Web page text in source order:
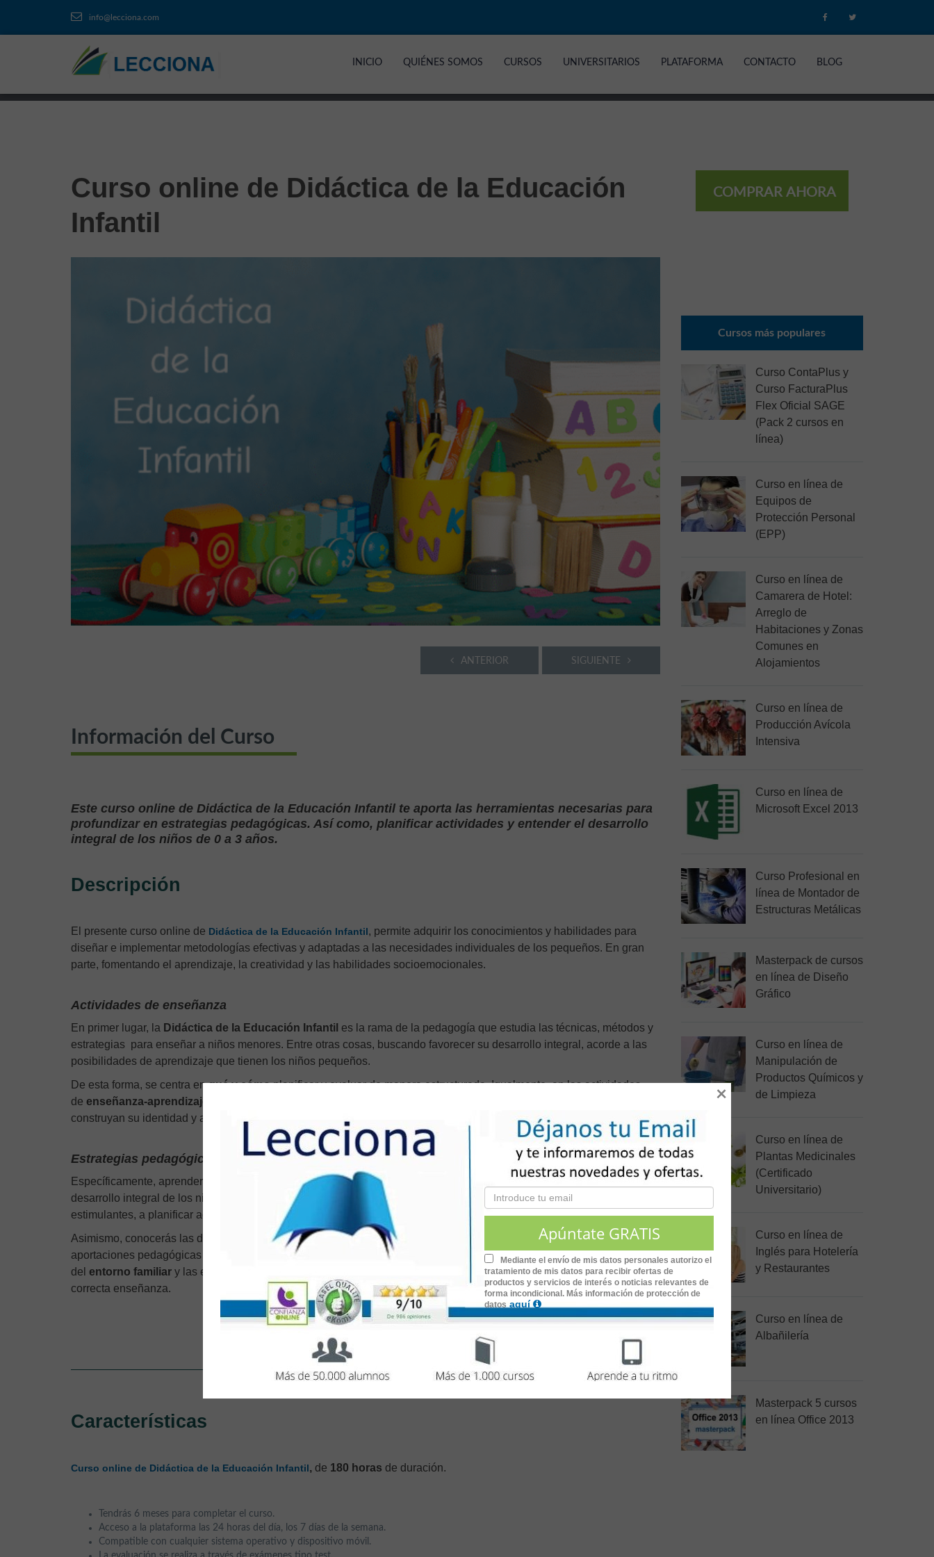
info@lecciona.com
INICIO QUIÉNES SOMOS CURSOS UNIVERSITARIOS PLATAFORMA CONTACTO BLOG
Curso online de Didáctica de la Educación
Infantil
SIGUIENTE
ANTERIOR
Información del Curso
Este curso online de Didáctica de la Educación Infantil te aporta las herramientas necesarias para
profundizar en estrategias pedagógicas. Así como, planificar actividades y entender el desarrollo
integral de los niños de 0 a 3 años.
Descripción
El presente curso online de Didáctica de la Educación Infantil, permite adquirir los conocimientos y habilidades para
diseñar e implementar metodologías efectivas y adaptadas a las necesidades individuales de los pequeños. En gran
parte, fomentando el aprendizaje, la creatividad y las habilidades socioemocionales.
Actividades de enseñanza
En primer lugar, la Didáctica de la Educación Infantil es la rama de la pedagogía que estudia las técnicas, métodos y
estrategias para enseñar a niños menores. Entre otras cosas, buscando favorecer su desarrollo integral, acorde a las
posibilidades de aprendizaje que tienen los niños pequeños.
De esta forma, se centra enqué y cómoplanificar y evaluar de manera estructurada. Igualmente, en las actividades
de enseñanza-aprendizaje
construyan su identidad y autonomía.
Estrategias pedagógicas
Específicamente, aprenderás a diseñar y aplicar planes de estudio y estrategias pedagógicas para fomentar el
desarrollo integral de los niños (físico, cognitivo, emocional y social). Además, a crear ambientes de aprendizaje
estimulantes, a planificar actividades didácticas, y a atender a ladiversidad
Asimismo, conocerás las diferentes etapas del desarrollo del niño, la
programación curricular, y las principales
aportaciones pedagógicas en la etapa de la Educación Infantil de 0 a 3 años. Finalmente, la importancia
del entorno familiar y las experiencias tempranas, adquiriendo habilidades y destrezas para transmitir al alumno una
correcta enseñanza.
uego Infantil: Desarrollo, Estimulación y Terapia
Características
Curso online de Didáctica de la Educación Infantil, de 180 horas de duración.
Tendrás 6 meses para completar el curso.
Acceso a la plataforma las 24 horas del día, los 7 días de la semana.
Compatible con cualquier sistema operativo y dispositivo móvil.
COMPRAR AHORA
Cursos más populares
Curso ContaPlus y
Curso FacturaPlus
Flex Oficial SAGE
(Pack 2 cursos en
línea)
Curso en línea de
Equipos de
Protección Personal
(EPP)
Curso en línea de
Camarera de Hotel:
Arreglo de
Habitaciones y Zonas
Comunes en
Alojamientos
Curso en línea de
Producción Avícola
Intensiva
Curso en línea de
Microsoft Excel 2013
Curso Profesional en
línea de Montador de
Estructuras Metálicas
Masterpack de cursos
en línea de Diseño
Gráfico
Curso en línea de
Manipulación de
Productos Químicos y
de Limpieza
Curso en línea de
Plantas Medicinales
(Certificado
Universitario)
Curso en línea de
Inglés para Hotelería
y Restaurantes
Curso en línea de
Albañilería
Masterpack 5 cursos
en línea Office 2013
Mediante el envío de mis datos personales autorizo el
tratamiento de mis datos para recibir ofertas de
productos y servicios de interés o noticias relevantes de
forma incondicional. Más información de protección de
datos aquí
×